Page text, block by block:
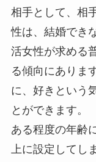
相手として、相
性は、結婚でき
活女性が求める
る傾向にありま
に、好きという
とができます。
ある程度の年齢
上に設定してし